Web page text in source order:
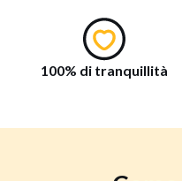
100% di tranquillità